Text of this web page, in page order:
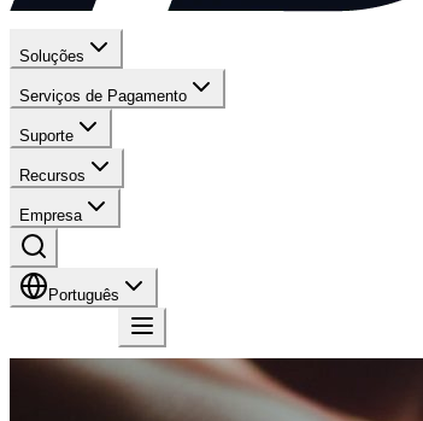
Soluções
Serviços de Pagamento
Suporte
Recursos
Empresa
Português